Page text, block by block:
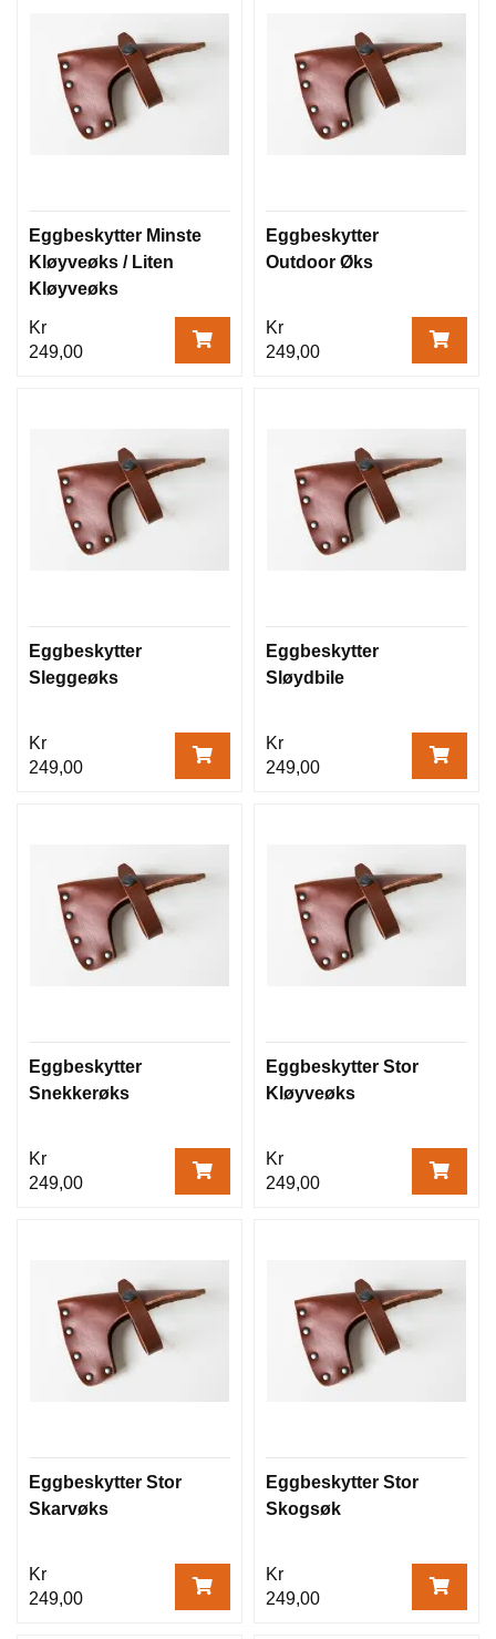
Eggbeskytter Minste
Kløyveøks / Liten
Kløyveøks
Kr
249,00
Eggbeskytter
Outdoor Øks
Kr
249,00
Eggbeskytter
Sleggeøks
Kr
249,00
Eggbeskytter
Sløydbile
Kr
249,00
Eggbeskytter
Snekkerøks
Kr
249,00
Eggbeskytter Stor
Kløyveøks
Kr
249,00
Eggbeskytter Stor
Skarvøks
Kr
249,00
Eggbeskytter Stor
Skogsøk
Kr
249,00